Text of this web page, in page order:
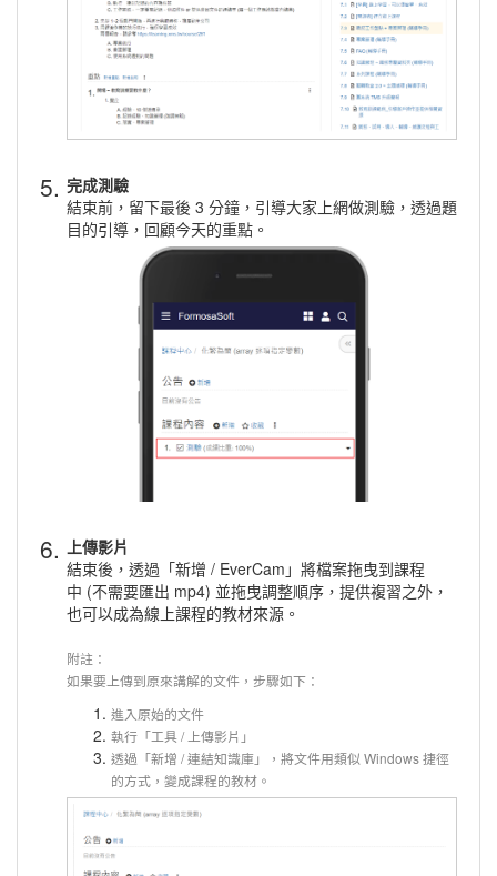
5. 完成測驗
結束前，留下最後 3 分鐘，引導大家上網做測驗，透過題
目的引導，回顧今天的重點。
6. 上傳影片
結束後，透過「新增 / EverCam」將檔案拖曳到課程
中 (不需要匯出 mp4) 並拖曳調整順序，提供複習之外，
也可以成為線上課程的教材來源。
附註：
如果要上傳到原來講解的文件，步驟如下：
進入原始的文件
執行「工具 / 上傳影片」
透過「新增 / 連結知識庫」，將文件用類似 Windows 捷徑
的方式，變成課程的教材。